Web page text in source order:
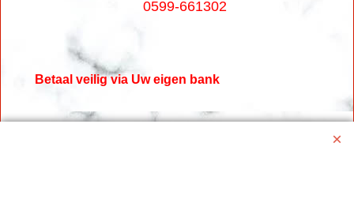
0599-661302
Betaal veilig via Uw eigen bank